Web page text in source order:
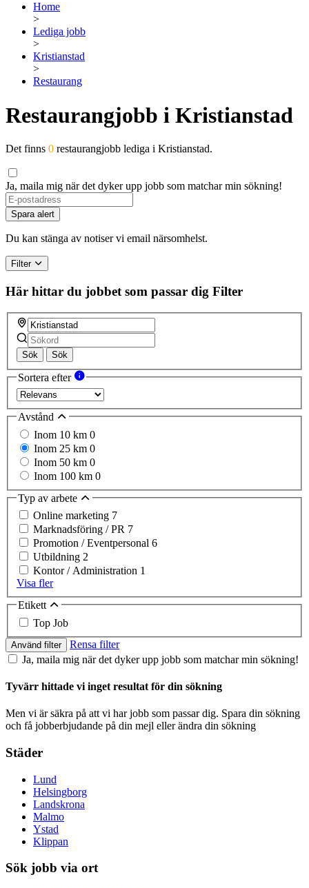
Home
>
Lediga jobb
>
Kristianstad
>
Restaurang
Restaurangjobb i Kristianstad
Det finns 0 restaurangjobb lediga i Kristianstad.
Ja, maila mig när det dyker upp jobb som matchar min sökning!
Spara alert
Du kan stänga av notiser vi email närsomhelst.
Filter
Här hittar du jobbet som passar dig Filter
Sök Sök
Sortera efter
Avstånd
Inom 10 km 0
Inom 25 km 0
Inom 50 km 0
Inom 100 km 0
Typ av arbete
Online marketing 7
Marknadsföring / PR 7
Promotion / Eventpersonal 6
Utbildning 2
Kontor / Administration 1
Visa fler
Etikett
Top Job
Använd filter
Rensa filter
Ja, maila mig när det dyker upp jobb som matchar min sökning!
Tyvärr hittade vi inget resultat för din sökning
Men vi är säkra på att vi har jobb som passar dig. Spara din sökning
och få jobberbjudande på din mejl eller ändra din sökning
Städer
Lund
Helsingborg
Landskrona
Malmo
Ystad
Klippan
Sök jobb via ort